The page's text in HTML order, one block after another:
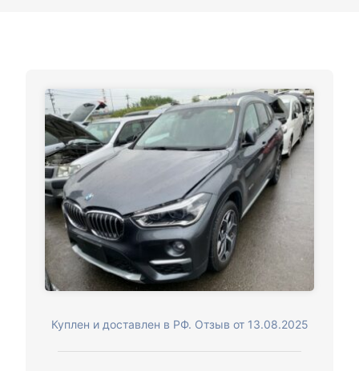
Куплен и доставлен в РФ. Отзыв от 13.08.2025